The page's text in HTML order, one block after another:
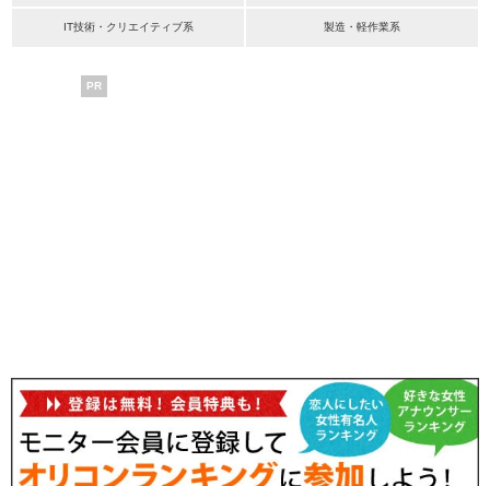
IT技術・クリエイティブ系 製造・軽作業系
PR